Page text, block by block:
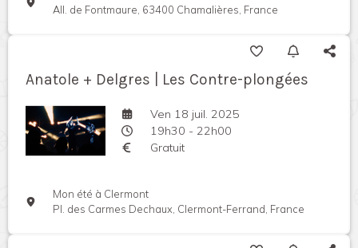
All. de Fontmaure, 63400 Chamalières, France
Anatole + Delgres | Les Contre-plongées
Ven 18 juil. 2025
19h30 - 22h00
Gratuit
Mon été à Clermont
Pl. des Carmes Dechaux, Clermont-Ferrand, France